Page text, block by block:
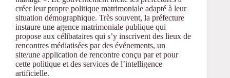
créer leur propre politique matrimoniale adapté à leur
situation démographique. Très souvent, la préfecture
instaure une agence matrimoniale publique qui
propose aux célibataires qui s’y inscrivent des lieux de
rencontres médiatisées par des événements, un
site/une application de rencontre conçu par et pour
cette politique et des services de l’intelligence
artificielle.